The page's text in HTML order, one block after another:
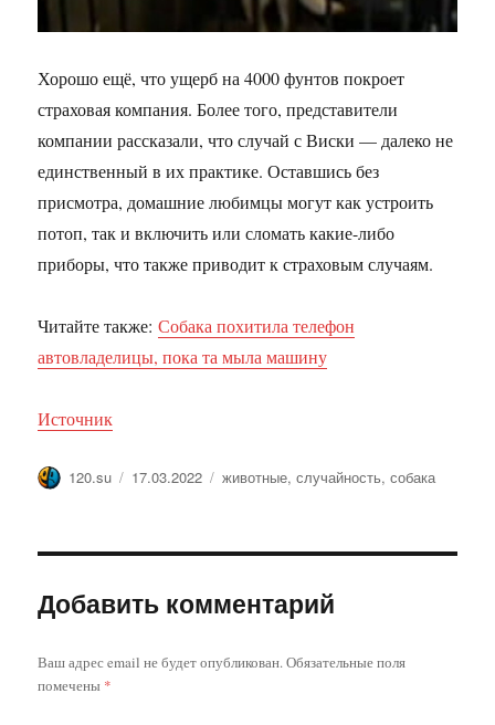
Хорошо ещё, что ущерб на 4000 фунтов покроет
страховая компания. Более того, представители
компании рассказали, что случай с Виски — далеко не
единственный в их практике. Оставшись без
присмотра, домашние любимцы могут как устроить
потоп, так и включить или сломать какие-либо
приборы, что также приводит к страховым случаям.
Читайте также:Собака похитила телефон
автовладелицы, пока та мыла машину
Источник
Автор
120.su Опубликовано
17.03.2022 Метки
животные,случайность,собака
Добавить комментарий
Ваш адрес email не будет опубликован.Обязательные поля
помечены *